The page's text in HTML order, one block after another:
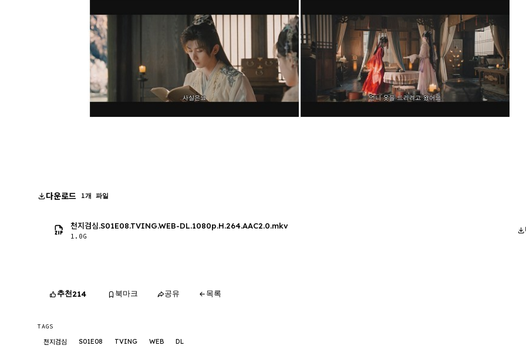
다운로드 1개 파일
천지검심.S01E08.TVING.WEB-DL.1080p.H.264.AAC2.0.mkv
1.0G
추천214 북마크 공유 목록
TAGS
천지검심 S01E08 TVING WEB DL